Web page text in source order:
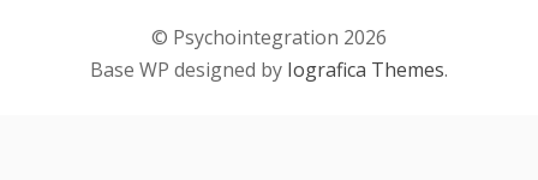
© Psychointegration 2026
Base WP designed by Iografica Themes.